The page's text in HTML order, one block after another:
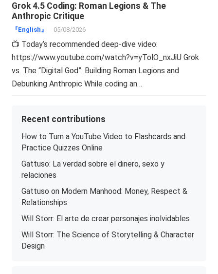
Grok 4.5 Coding: Roman Legions & The
Anthropic Critique
『English』 05/08/2026
📺 Today’s recommended deep-dive video:
https://www.youtube.com/watch?v=yTolO_nxJiU Grok
vs. The “Digital God”: Building Roman Legions and
Debunking Anthropic While coding an…
Recent contributions
How to Turn a YouTube Video to Flashcards and
Practice Quizzes Online
Gattuso: La verdad sobre el dinero, sexo y
relaciones
Gattuso on Modern Manhood: Money, Respect &
Relationships
Will Storr: El arte de crear personajes inolvidables
Will Storr: The Science of Storytelling & Character
Design